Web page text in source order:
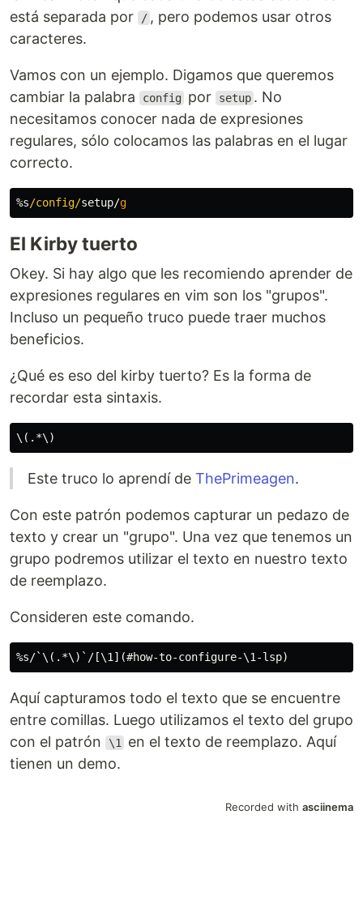
está separada por
/ , pero podemos usar otros
caracteres.
Vamos con un ejemplo. Digamos que queremos
cambiar la palabra
config por setup . No
necesitamos conocer nada de expresiones
regulares, sólo colocamos las palabras en el lugar
correcto.
%s/config/setup/g
El Kirby tuerto
Okey. Si hay algo que les recomiendo aprender de
expresiones regulares en vim son los "grupos".
Incluso un pequeño truco puede traer muchos
beneficios.
¿Qué es eso del kirby tuerto? Es la forma de
recordar esta sintaxis.
Este truco lo aprendí de ThePrimeagen.
Con este patrón podemos capturar un pedazo de
texto y crear un "grupo". Una vez que tenemos un
grupo podremos utilizar el texto en nuestro texto
de reemplazo.
Consideren este comando.
Aquí capturamos todo el texto que se encuentre
entre comillas. Luego utilizamos el texto del grupo
con el patrón
\1
en el texto de reemplazo. Aquí
tienen un demo.